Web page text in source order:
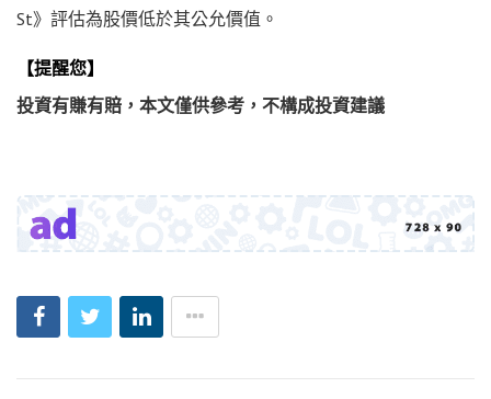
St》評估為股價低於其公允價值。
【提醒您】
投資有賺有賠，本文僅供參考，不構成投資建議